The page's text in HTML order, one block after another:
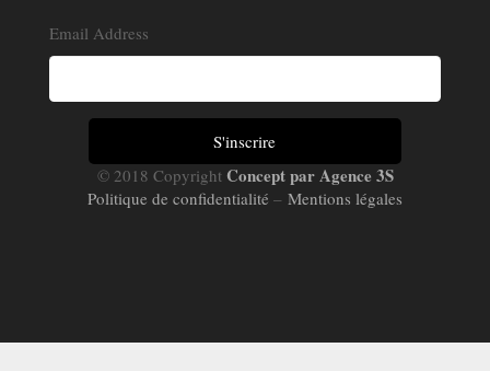
Email Address
© 2018 Copyright Concept par Agence 3S
Politique de confidentialité – Mentions légales